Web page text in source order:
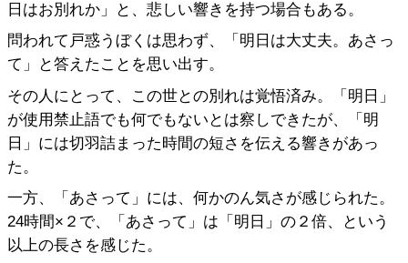
日はお別れか」と、悲しい響きを持つ場合もある。
問われて戸惑うぼくは思わず、「明日は大丈夫。あさっ
て」と答えたことを思い出す。
その人にとって、この世との別れは覚悟済み。「明日」
が使用禁止語でも何でもないとは察しできたが、「明
日」には切羽詰まった時間の短さを伝える響きがあっ
た。
一方、「あさって」には、何かのん気さが感じられた。
24時間×２で、「あさって」は「明日」の２倍、という
以上の長さを感じた。